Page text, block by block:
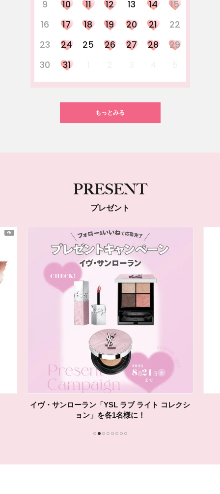
9 10 11 12 13 14
15
16
17 18 19 20 21
22
23
24 25 26 27 28
29
30
31
もっとみる
PRESENT
プレゼント
ADDICTIONの「マイクロピーリング トナー」を
10名様に！